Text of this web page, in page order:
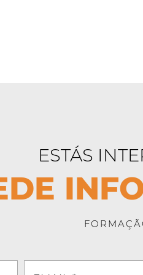
ESTÁS